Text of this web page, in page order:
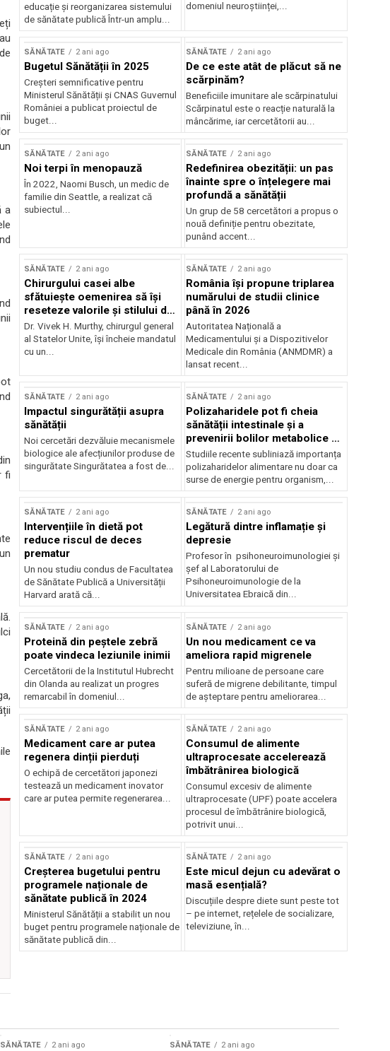
a
fi
educație și reorganizarea sistemului
de sănătate publică Într-un amplu...
domeniul neuroștiinței,...
SĂNĂTATE 2 ani ago
Bugetul Sănătății în 2025
Creșteri semnificative pentru
Ministerul Sănătății și CNAS Guvernul
României a publicat proiectul de
buget...
SĂNĂTATE 2 ani ago
De ce este atât de plăcut să ne
scărpinăm?
Beneficiile imunitare ale scărpinatului
Scărpinatul este o reacție naturală la
mâncărime, iar cercetătorii au...
SĂNĂTATE 2 ani ago
Noi terpi în menopauză
În 2022, Naomi Busch, un medic de
familie din Seattle, a realizat că
subiectul...
SĂNĂTATE 2 ani ago
Redefinirea obezității: un pas
înainte spre o înțelegere mai
profundă a sănătății
Un grup de 58 cercetători a propus o
nouă definiție pentru obezitate,
punând accent...
SĂNĂTATE 2 ani ago
Chirurgului casei albe
sfătuiește oemenirea să își
reseteze valorile și stilului de
viață
Dr. Vivek H. Murthy, chirurgul general
al Statelor Unite, își încheie mandatul
cu un...
SĂNĂTATE 2 ani ago
România își propune triplarea
numărului de studii clinice
până în 2026
Autoritatea Națională a
Medicamentului și a Dispozitivelor
Medicale din România (ANMDMR) a
lansat recent...
SĂNĂTATE 2 ani ago
Impactul singurătății asupra
sănătății
Noi cercetări dezvăluie mecanismele
biologice ale afecțiunilor produse de
singurătate Singurătatea a fost de...
SĂNĂTATE 2 ani ago
Polizaharidele pot fi cheia
sănătății intestinale și a
prevenirii bolilor metabolice și
inflamatorii
Studiile recente subliniază importanța
polizaharidelor alimentare nu doar ca
surse de energie pentru organism,...
SĂNĂTATE 2 ani ago
Intervențiile în dietă pot
reduce riscul de deces
prematur
Un nou studiu condus de Facultatea
de Sănătate Publică a Universității
Harvard arată că...
SĂNĂTATE 2 ani ago
Legătură dintre inflamație și
depresie
Profesor în psihoneuroimunologiei și
șef al Laboratorului de
Psihoneuroimunologie de la
Universitatea Ebraică din...
SĂNĂTATE 2 ani ago
Proteină din peștele zebră
poate vindeca leziunile inimii
Cercetătorii de la Institutul Hubrecht
din Olanda au realizat un progres
remarcabil în domeniul...
SĂNĂTATE 2 ani ago
Un nou medicament ce va
ameliora rapid migrenele
Pentru milioane de persoane care
suferă de migrene debilitante, timpul
de așteptare pentru ameliorarea...
SĂNĂTATE 2 ani ago
Medicament care ar putea
regenera dinții pierduți
O echipă de cercetători japonezi
testează un medicament inovator
care ar putea permite regenerarea...
SĂNĂTATE 2 ani ago
Consumul de alimente
ultraprocesate accelerează
îmbătrânirea biologică
Consumul excesiv de alimente
ultraprocesate (UPF) poate accelera
procesul de îmbătrânire biologică,
potrivit unui...
SĂNĂTATE 2 ani ago
Creșterea bugetului pentru
programele naționale de
sănătate publică în 2024
Ministerul Sănătății a stabilit un nou
buget pentru programele naționale de
sănătate publică din...
SĂNĂTATE 2 ani ago
Este micul dejun cu adevărat o
masă esențială?
Discuțiile despre diete sunt peste tot
– pe internet, rețelele de socializare,
televiziune, în...
SĂNĂTATE 2 ani ago SĂNĂTATE 2 ani ago